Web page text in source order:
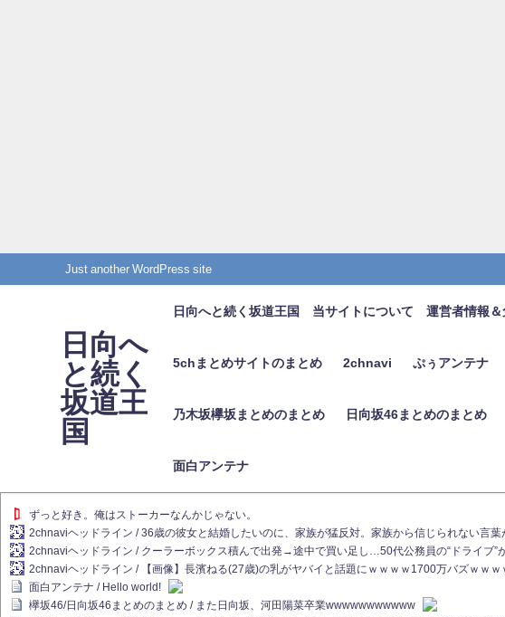
Just another WordPress site
日向へ
と続く
坂道王
国
日向へと続く坂道王国 当サイトについて 運営者情報＆
5chまとめサイトのまとめ 2chnavi ぷぅアンテナ
乃木坂欅坂まとめのまとめ 日向坂46まとめのまとめ
面白アンテナ
ずっと好き。俺はストーカーなんかじゃない。
2chnaviヘッドライン / 36歳の彼女と結婚したいのに、家族が猛反対。家族から信じられない言
2chnaviヘッドライン / クーラーボックス積んで出発→途中で買い足し…50代公務員の“ドライブ”
2chnaviヘッドライン / 【画像】長濱ねる(27歳)の乳がヤバイと話題にｗｗｗｗ1700万バズｗｗｗ
面白アンテナ / Hello world!
欅坂46/日向坂46まとめのまとめ / また日向坂、河田陽菜卒業wwwwwwwwwww